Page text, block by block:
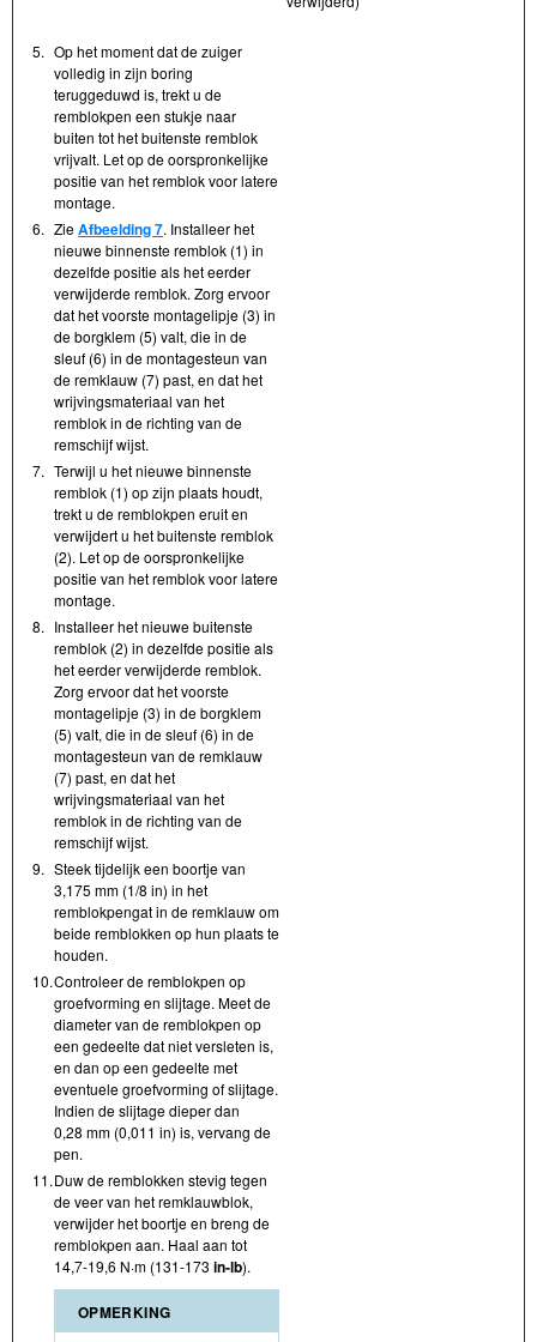
5. Op het moment dat de zuiger
volledig in zijn boring
teruggeduwd is, trekt u de
remblokpen een stukje naar
buiten tot het buitenste remblok
vrijvalt. Let op de oorspronkelijke
positie van het remblok voor latere
montage.
6. ZieAfbeelding 7. Installeer het
nieuwe binnenste remblok (1) in
dezelfde positie als het eerder
verwijderde remblok. Zorg ervoor
dat het voorste montagelipje (3) in
de borgklem (5) valt, die in de
sleuf (6) in de montagesteun van
de remklauw (7) past, en dat het
wrijvingsmateriaal van het
remblok in de richting van de
remschijf wijst.
7. Terwijl u het nieuwe binnenste
remblok (1) op zijn plaats houdt,
trekt u de remblokpen eruit en
verwijdert u het buitenste remblok
(2). Let op de oorspronkelijke
positie van het remblok voor latere
montage.
8. Installeer het nieuwe buitenste
remblok (2) in dezelfde positie als
het eerder verwijderde remblok.
Zorg ervoor dat het voorste
montagelipje (3) in de borgklem
(5) valt, die in de sleuf (6) in de
montagesteun van de remklauw
(7) past, en dat het
wrijvingsmateriaal van het
remblok in de richting van de
remschijf wijst.
9. Steek tijdelijk een boortje van
3,175 mm (1/8 in) in het
remblokpengat in de remklauw om
beide remblokken op hun plaats te
houden.
10.Controleer de remblokpen op
groefvorming en slijtage. Meet de
diameter van de remblokpen op
een gedeelte dat niet versleten is,
en dan op een gedeelte met
eventuele groefvorming of slijtage.
Indien de slijtage dieper dan
0,28 mm (0,011 in) is, vervang de
pen.
11.Duw de remblokken stevig tegen
de veer van het remklauwblok,
verwijder het boortje en breng de
remblokpen aan. Haal aan tot
14,7-19,6 N·m (131-173 in- lb).
OPMERKING